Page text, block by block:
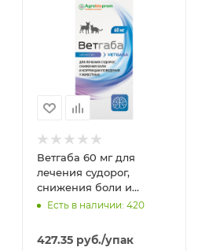
Ветгаба 60 мг для
лечения судорог,
снижения боли и
коррекции поведения,
Есть в наличии: 420
427.35 руб./упак